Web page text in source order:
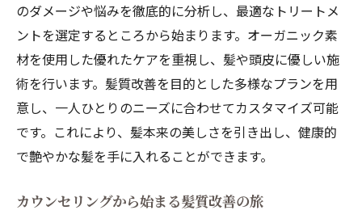
のダメージや悩みを徹底的に分析し、最適なトリートメ
ントを選定するところから始まります。オーガニック素
材を使用した優れたケアを重視し、髪や頭皮に優しい施
術を行います。髪質改善を目的とした多様なプランを用
意し、一人ひとりのニーズに合わせてカスタマイズ可能
です。これにより、髪本来の美しさを引き出し、健康的
で艶やかな髪を手に入れることができます。
カウンセリングから始まる髪質改善の旅